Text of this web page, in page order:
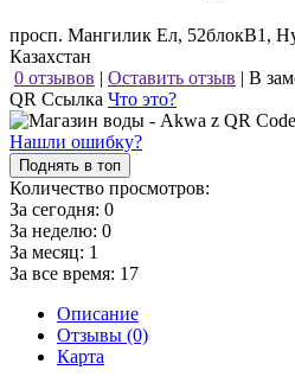
просп. Мангилик Ел, 52блокВ1,
Казахстан
0 отзывов | Оставить отзыв | В
QR Ссылка Что это?
Нашли ошибку?
Поднять в топ
Количество просмотров:
За сегодня: 0
За неделю: 0
За месяц: 1
За все время: 17
Описание
Отзывы (0)
Карта